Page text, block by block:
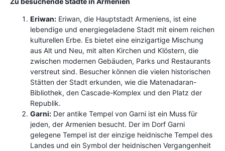
Eriwan: Eriwan, die Hauptstadt Armeniens, ist eine
lebendige und energiegeladene Stadt mit einem reichen
kulturellen Erbe. Es bietet eine einzigartige Mischung
aus Alt und Neu, mit alten Kirchen und Klöstern, die
zwischen modernen Gebäuden, Parks und Restaurants
verstreut sind. Besucher können die vielen historischen
Stätten der Stadt erkunden, wie die Matenadaran-
Bibliothek, den Cascade-Komplex und den Platz der
Republik.
Garni: Der antike Tempel von Garni ist ein Muss für
jeden, der Armenien besucht. Der im Dorf Garni
gelegene Tempel ist der einzige heidnische Tempel des
Landes und ein Symbol der heidnischen Vergangenheit